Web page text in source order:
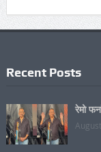
Recent Posts
रेमो